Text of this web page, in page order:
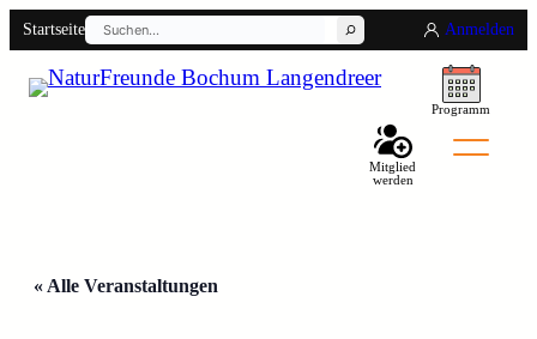
Startseite
Suchen
Anmelden
Programm
Mitglied
werden
Back
« Alle Veranstaltungen